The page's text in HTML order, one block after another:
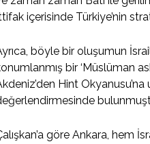
içerisinde Türkiye’nin
böyle bir oluşumun
bir ‘Müslüman
Hint
göre Ankara, hem